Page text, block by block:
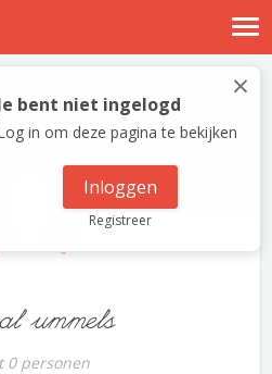
verhalen
Log in
je gratis aan
×
bent niet ingelogd
in om deze pagina te bekijken
Inloggen
Registreer
ummels
0 personen